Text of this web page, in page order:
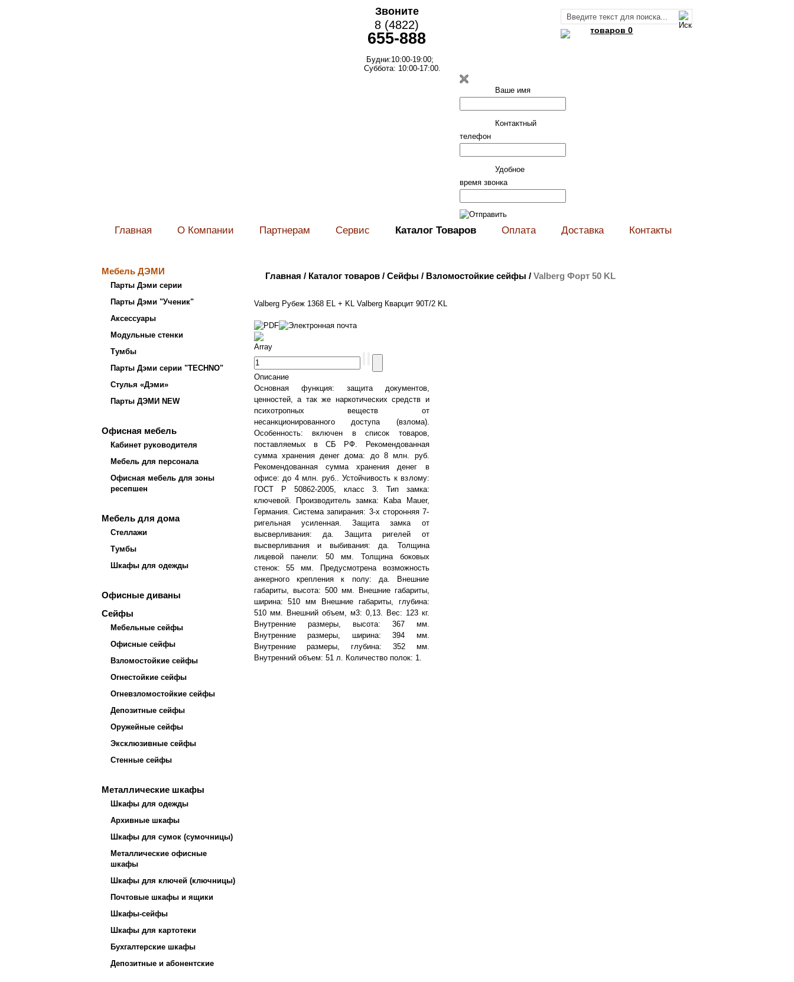
Звоните
8 (4822)
655-888
Будни:10:00-19:00;
Суббота: 10:00-17:00.
Ваше имя
Контактный
телефон
Удобное
время звонка
товаров 0
Главная О Компании Партнерам Сервис Каталог Товаров Оплата Доставка Контакты
Главная / Каталог товаров / Сейфы / Взломостойкие сейфы / Valberg Форт 50 KL
Valberg Рубеж 1368 EL + KLValberg Кварцит 90Т/2 KL
Array
Описание
Основная функция: защита документов,
ценностей, а так же наркотических средств и
психотропных веществ от
несанкционированного доступа (взлома).
Особенность: включен в список товаров,
поставляемых в СБ РФ. Рекомендованная
сумма хранения денег дома: до 8 млн. руб.
Рекомендованная сумма хранения денег в
офисе: до 4 млн. руб.. Устойчивость к взлому:
ГОСТ Р 50862-2005, класс 3. Тип замка:
ключевой. Производитель замка: Kaba Mauer,
Германия. Система запирания: 3-х сторонняя 7-
ригельная усиленная. Защита замка от
высверливания: да. Защита ригелей от
высверливания и выбивания: да. Толщина
лицевой панели: 50 мм. Толщина боковых
стенок: 55 мм. Предусмотрена возможность
анкерного крепления к полу: да. Внешние
габариты, высота: 500 мм. Внешние габариты,
ширина: 510 мм Внешние габариты, глубина:
510 мм. Внешний объем, м3: 0,13. Вес: 123 кг.
Внутренние размеры, высота: 367 мм.
Внутренние размеры, ширина: 394 мм.
Внутренние размеры, глубина: 352 мм.
Внутренний объем: 51 л. Количество полок: 1.
Мебель ДЭМИ
Парты Дэми серии
Парты Дэми "Ученик"
Аксессуары
Модульные стенки
Тумбы
Парты Дэми серии "TECHNO"
Стулья «Дэми»
Парты ДЭМИ NEW
Офисная мебель
Кабинет руководителя
Мебель для персонала
Офисная мебель для зоны
ресепшен
Мебель для дома
Стеллажи
Тумбы
Шкафы для одежды
Офисные диваны
Сейфы
Мебельные сейфы
Офисные сейфы
Взломостойкие сейфы
Огнестойкие сейфы
Огневзломостойкие сейфы
Депозитные сейфы
Оружейные сейфы
Эксклюзивные сейфы
Стенные сейфы
Металлические шкафы
Шкафы для одежды
Архивные шкафы
Шкафы для сумок (сумочницы)
Металлические офисные
шкафы
Шкафы для ключей (ключницы)
Почтовые шкафы и ящики
Шкафы-сейфы
Шкафы для картотеки
Бухгалтерские шкафы
Депозитные и абонентские